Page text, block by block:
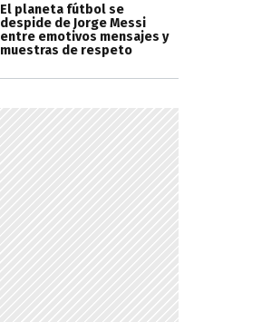
El planeta fútbol se
despide de Jorge Messi
entre emotivos mensajes y
muestras de respeto